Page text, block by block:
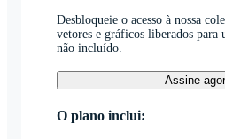
Desbloqueie o acesso à nossa
vetores e gráficos liberados para
não incluído.
Assine
O plano inclui: